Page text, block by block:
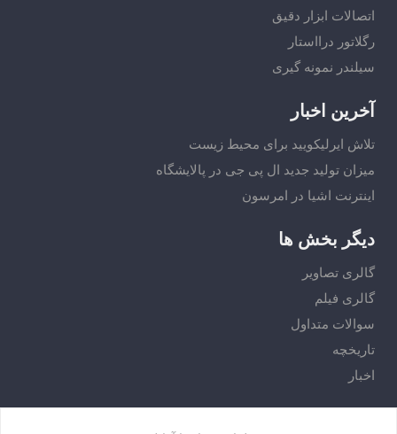
اتصالات ابزار دقیق
رگلاتور درااستار
سیلندر نمونه گیری
آخرین اخبار
تلاش ایرلیکویید برای محیط زیست
میزان تولید جدید ال پی جی در پالایشگاه
اینترنت اشیا در امرسون
دیگر بخش ها
گالری تصاویر
گالری فیلم
سوالات متداول
تاریخچه
اخبار